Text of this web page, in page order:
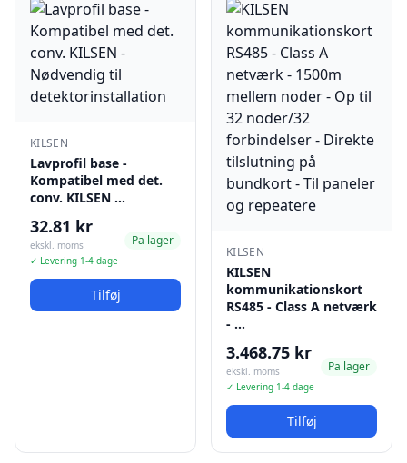
KILSEN
Lavprofil base -
Kompatibel med det.
conv. KILSEN …
32.81 kr
ekskl. moms
✓ Levering 1-4 dage
Pa lager
Tilføj
KILSEN
KILSEN
kommunikationskort
RS485 - Class A netværk
- …
3.468.75 kr
ekskl. moms
✓ Levering 1-4 dage
Pa lager
Tilføj